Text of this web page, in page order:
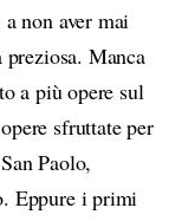
non aver mai
preziosa. Manca
a più opere sul
sfruttate per
Paolo,
Eppure i primi